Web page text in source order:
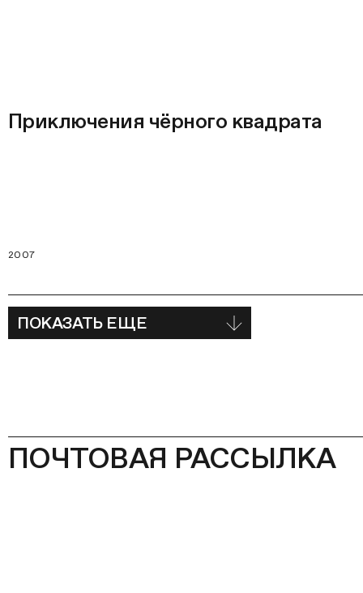
Приключения чёрного квадрата
2007
ПОКАЗАТЬ ЕЩЕ
ПОЧТОВАЯ РАССЫЛКА